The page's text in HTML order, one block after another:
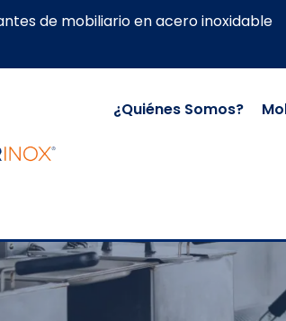
de mobiliario en acero inoxidable
¿Quiénes Somos?